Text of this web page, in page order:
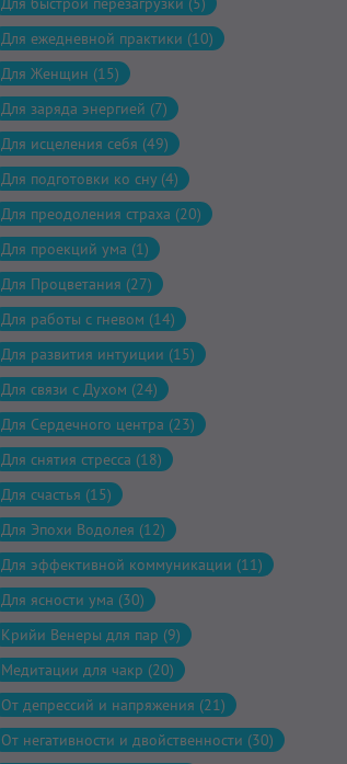
Для ежедневной практики (10)
Для Женщин (15)
Для заряда энергией (7)
Для исцеления себя (49)
Для подготовки ко сну (4)
Для преодоления страха (20)
Для проекций ума (1)
Для Процветания (27)
Для работы с гневом (14)
Для развития интуиции (15)
Для связи с Духом (24)
Для Сердечного центра (23)
Для снятия стресса (18)
Для счастья (15)
Для Эпохи Водолея (12)
Для эффективной коммуникации (11)
Для ясности ума (30)
Крийи Венеры для пар (9)
Медитации для чакр (20)
От депрессий и напряжения (21)
От негативности и двойственности (30)